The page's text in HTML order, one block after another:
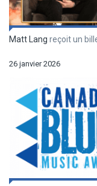
Matt Lang reçoit un
26 janvier 2026